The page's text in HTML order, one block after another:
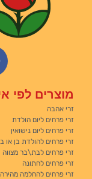
מוצרים לפי
זרי אהבה
זרי פרחים ליום הולדת
זרי פרחים ליום נישואין
זרי פרחים להולדת בן או
זרי פרחים לבת\בר מצווה
זרי פרחים לחתונה
זרי פרחים להחלמה מהירה